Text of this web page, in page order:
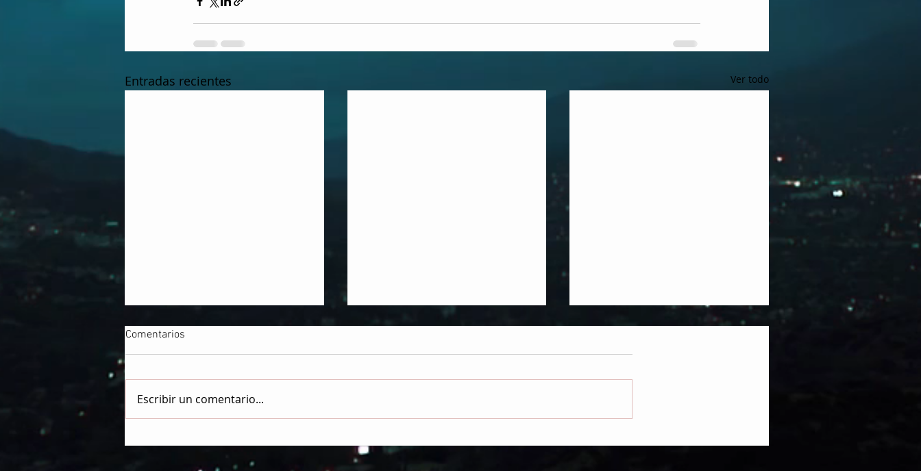
Entradas recientes Ver todo
MORADORES DEL CIELO DAN
EL SIERVO DEVOTO EN LA
MODERNA SODOMA GLOBAL
Comentarios
Escribir un comentario...